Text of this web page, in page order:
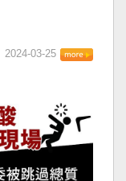
2024-03-25